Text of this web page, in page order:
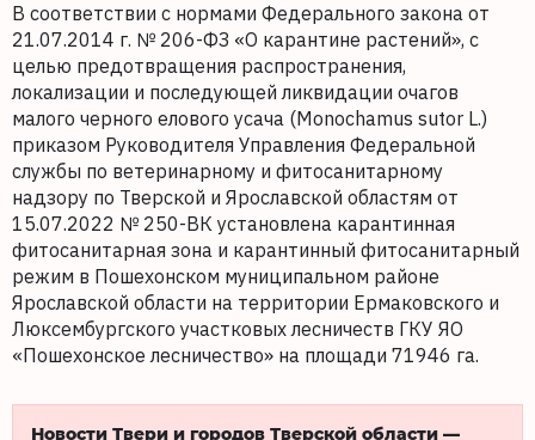
В соответствии с нормами Федерального закона от
21.07.2014 г. № 206-ФЗ «О карантине растений», с
целью предотвращения распространения,
локализации и последующей ликвидации очагов
малого черного елового усача (Monochamus sutor L.)
приказом Руководителя Управления Федеральной
службы по ветеринарному и фитосанитарному
надзору по Тверской и Ярославской областям от
15.07.2022 № 250-ВК установлена карантинная
фитосанитарная зона и карантинный фитосанитарный
режим в Пошехонском муниципальном районе
Ярославской области на территории Ермаковского и
Люксембургского участковых лесничеств ГКУ ЯО
«Пошехонское лесничество» на площади 71946 га.
Новости Твери и городов Тверской области —